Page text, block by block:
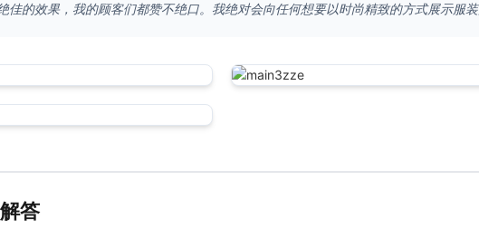
佳的效果，我的顾客们都赞不绝口。我绝对会向任何想要以时尚精致的方式展示服
答